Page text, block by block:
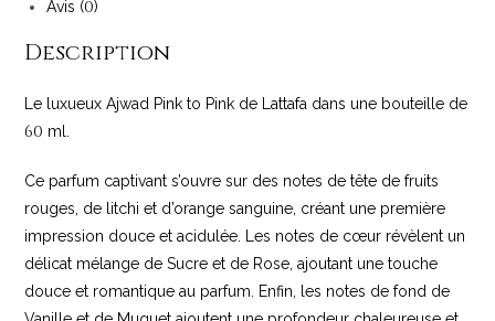
Avis (0)
Description
Le luxueux Ajwad Pink to Pink de Lattafa dans une bouteille de
60 ml.
Ce parfum captivant s’ouvre sur des notes de tête de fruits
rouges, de litchi et d’orange sanguine, créant une première
impression douce et acidulée. Les notes de cœur révèlent un
délicat mélange de Sucre et de Rose, ajoutant une touche
douce et romantique au parfum. Enfin, les notes de fond de